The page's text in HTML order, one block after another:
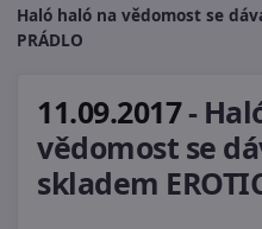
Haló haló na vědomost se
PRÁDLO
11.09.2017-
vědomost se
skladem